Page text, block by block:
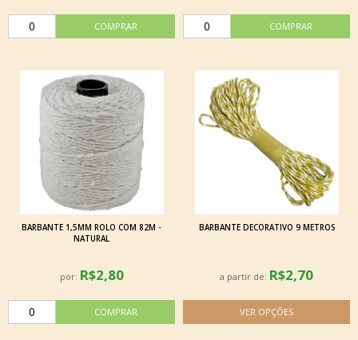
BARBANTE 1,5MM ROLO COM 82M -
NATURAL
por: R$2,80
BARBANTE DECORATIVO 9 METROS
a partir de: R$2,70